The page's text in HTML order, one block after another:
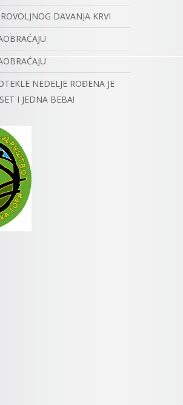
DAVANJA KRVI
NEDELJE ROĐENA JE
I JEDNA BEBA!